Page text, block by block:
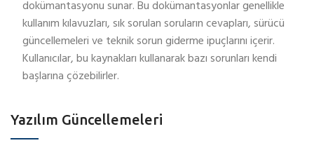
dokümantasyonu sunar. Bu dokümantasyonlar genellikle
kullanım kılavuzları, sık sorulan soruların cevapları, sürücü
güncellemeleri ve teknik sorun giderme ipuçlarını içerir.
Kullanıcılar, bu kaynakları kullanarak bazı sorunları kendi
başlarına çözebilirler.
Yazılım Güncellemeleri